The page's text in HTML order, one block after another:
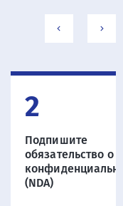
2
Подпишите
обязательство о
(NDA)